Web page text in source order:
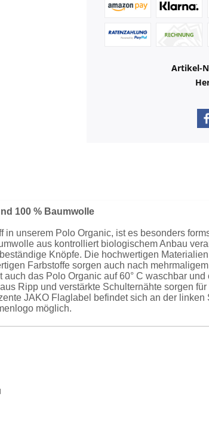
Artikel-
100 % Baumwolle
unserem Polo Organic, ist es besonders
aus kontrolliert biologischem Anbau
Knöpfe. Die hochwertigen
Farbstoffe sorgen auch nach
das Polo Organic auf 60° C waschbar
Ripp und verstärkte Schulternähte sorgen
JAKO Flaglabel befindet sich an der
möglich.